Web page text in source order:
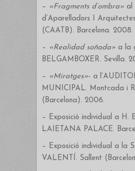
– «Fragments d’ombra» al
d’Aparelladors I
(CAATB). Barcelona. 2008.
– «Realidad soñada» a la
BELGAMBOXER. Sevilla.
– «Miratges»- a
MUNICIPAL. Montcada i
(Barcelona). 2006.
– Exposició individual a H.
LAIETANA PALACE.
– Exposició individual a la
VALENTÍ. Sallent